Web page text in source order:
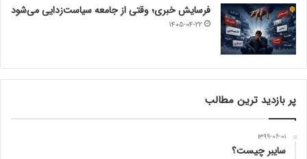
فرسایش خبری؛ وقتی از جامعه سیاست‌زدایی می‌شود
۱۴۰۵-۰۴-۲۲
پر بازدید ترین مطالب
۱۳۹۹-۰۶-۰۱
سایبر چیست؟